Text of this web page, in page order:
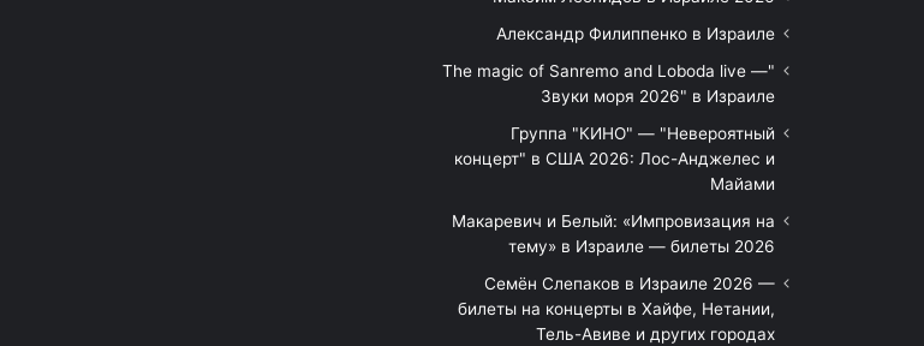
Александр Филиппенко в Израиле
"The magic of Sanremo and Loboda live —
Звуки моря 2026" в Израиле
Группа "КИНО" — "Невероятный
концерт" в США 2026: Лос-Анджелес и
Майами
Макаревич и Белый: «Импровизация на
тему» в Израиле — билеты 2026
Семён Слепаков в Израиле 2026 —
билеты на концерты в Хайфе, Нетании,
Тель-Авиве и других городах